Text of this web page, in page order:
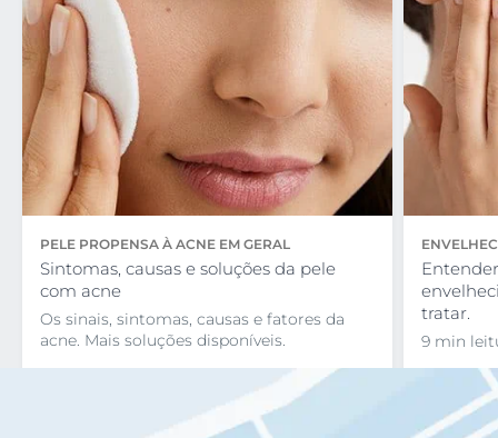
PELE PROPENSA À ACNE EM GERAL
Sintomas, causas e soluções da pele
com acne
Os sinais, sintomas, causas e fatores da
acne. Mais soluções disponíveis.
tratar.
9 min